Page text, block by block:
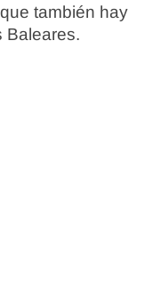
también hay
Baleares.